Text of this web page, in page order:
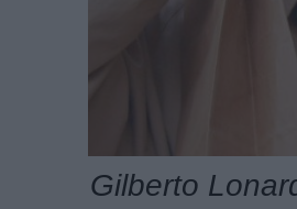
Gilberto